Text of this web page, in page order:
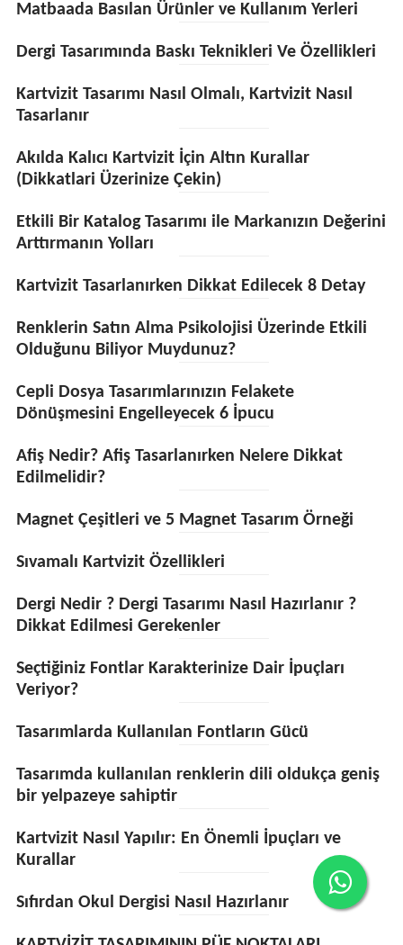
Matbaada Basılan Ürünler ve Kullanım Yerleri
Dergi Tasarımında Baskı Teknikleri Ve Özellikleri
Kartvizit Tasarımı Nasıl Olmalı, Kartvizit Nasıl
Tasarlanır
Akılda Kalıcı Kartvizit İçin Altın Kurallar
(Dikkatlari Üzerinize Çekin)
Etkili Bir Katalog Tasarımı ile Markanızın Değerini
Arttırmanın Yolları
Kartvizit Tasarlanırken Dikkat Edilecek 8 Detay
Renklerin Satın Alma Psikolojisi Üzerinde Etkili
Olduğunu Biliyor Muydunuz?
Cepli Dosya Tasarımlarınızın Felakete
Dönüşmesini Engelleyecek 6 İpucu
Afiş Nedir? Afiş Tasarlanırken Nelere Dikkat
Edilmelidir?
Magnet Çeşitleri ve 5 Magnet Tasarım Örneği
Sıvamalı Kartvizit Özellikleri
Dergi Nedir ? Dergi Tasarımı Nasıl Hazırlanır ?
Dikkat Edilmesi Gerekenler
Seçtiğiniz Fontlar Karakterinize Dair İpuçları
Veriyor?
Tasarımlarda Kullanılan Fontların Gücü
Tasarımda kullanılan renklerin dili oldukça geniş
bir yelpazeye sahiptir
Kartvizit Nasıl Yapılır: En Önemli İpuçları ve
Kurallar
Sıfırdan Okul Dergisi Nasıl Hazırlanır